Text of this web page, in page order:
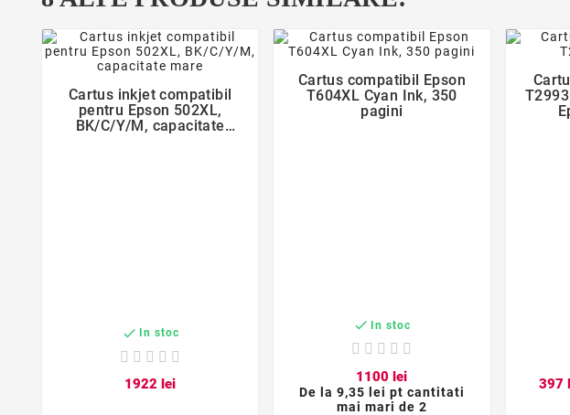

favorite_border
Cartus inkjet compatibil
pentru Epson 502XL,
BK/C/Y/M, capacitate
 In stoc
1922 lei

Cartus compatibil Epson
T604XL Cyan Ink, 350
pagini
 In stoc
1100 lei
De la 9,35 lei pt cantitati
mai mari de 2
397